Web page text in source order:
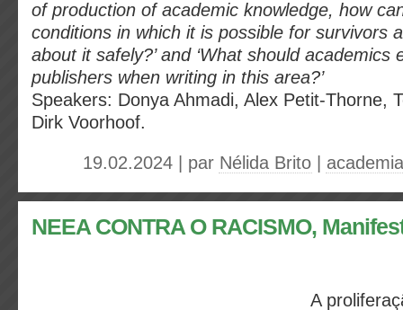
of production of academic knowledge, how
conditions in which it is possible for survivors
about it safely?’ and ‘What should academics
publishers when writing in this area?’
Speakers: Donya Ahmadi, Alex Petit-Thorne,
Dirk Voorhoof.
19.02.2024 | par Nélida Brito academia
NEEA CONTRA O RACISMO,
A